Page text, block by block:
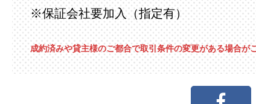
※保証会社要加入（指定有）
成約済みや貸主様のご都合で取引条件の変更がある場合が